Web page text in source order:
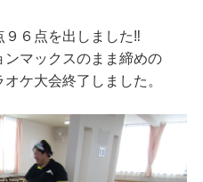
６点を出しました‼
ンマックスのまま締めの
ケ大会終了しました。